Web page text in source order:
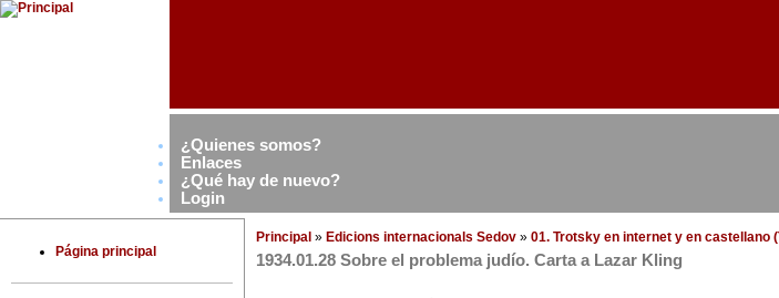
¿Quienes somos?
Enlaces
¿Qué hay de nuevo?
Login
Página principal
Principal » Edicions internacionals Sedov » 01. Trotsky en internet y en castellano
1934.01.28 Sobre el problema judío. Carta a Lazar Kling